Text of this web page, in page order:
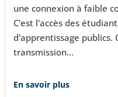
une connexion à faible
C'est l'accès des
d'apprentissage publics.
transmission…
En savoir plus